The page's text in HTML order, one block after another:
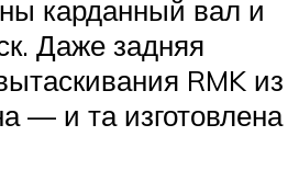
карданный вал и
Даже задняя
RMK из
— и та изготовлена